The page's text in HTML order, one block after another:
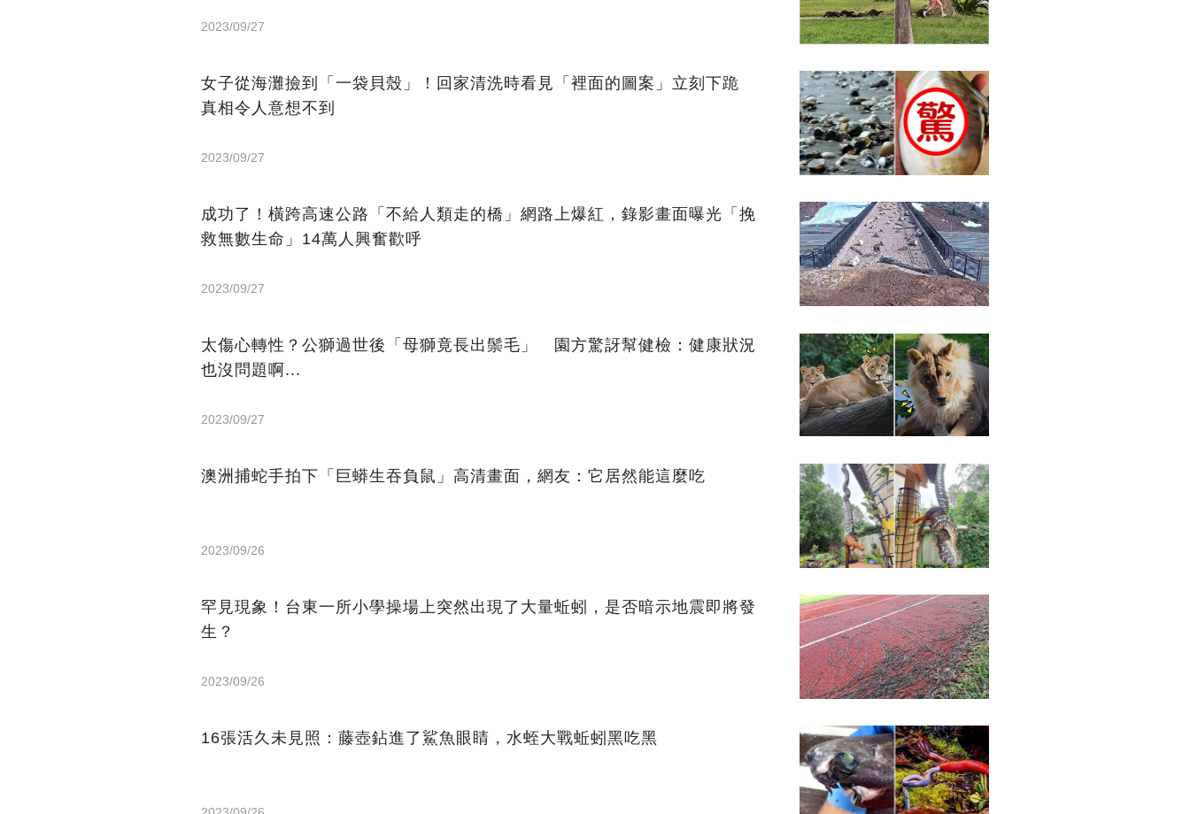
2023/09/27
女子從海灘撿到「一袋貝殼」！回家清洗時看見「裡面的圖案」立刻下跪
真相令人意想不到
2023/09/27
成功了！橫跨高速公路「不給人類走的橋」網路上爆紅，錄影畫面曝光「挽
救無數生命」14萬人興奮歡呼
2023/09/27
太傷心轉性？公獅過世後「母獅竟長出鬃毛」 園方驚訝幫健檢：健康狀況
也沒問題啊...
2023/09/27
澳洲捕蛇手拍下「巨蟒生吞負鼠」高清畫面，網友：它居然能這麼吃
2023/09/26
罕見現象！台東一所小學操場上突然出現了大量蚯蚓，是否暗示地震即將發
生？
2023/09/26
16張活久未見照：藤壺鉆進了鯊魚眼睛，水蛭大戰蚯蚓黑吃黑